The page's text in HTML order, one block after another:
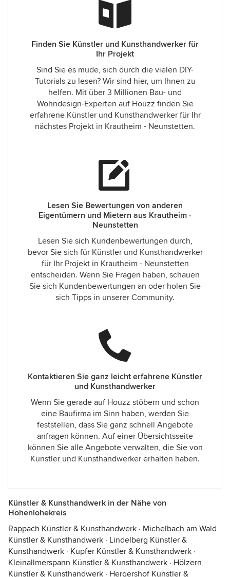
Finden Sie Künstler und Kunsthandwerker für
Ihr Projekt
Sind Sie es müde, sich durch die vielen DIY-
Tutorials zu lesen? Wir sind hier, um Ihnen zu
helfen. Mit über 3 Millionen Bau- und
Wohndesign-Experten auf Houzz finden Sie
erfahrene Künstler und Kunsthandwerker für Ihr
nächstes Projekt in Krautheim - Neunstetten.
Lesen Sie Bewertungen von anderen
Eigentümern und Mietern aus Krautheim -
Neunstetten
Lesen Sie sich Kundenbewertungen durch,
bevor Sie sich für Künstler und Kunsthandwerker
für Ihr Projekt in Krautheim - Neunstetten
entscheiden. Wenn Sie Fragen haben, schauen
Sie sich Kundenbewertungen an oder holen Sie
sich Tipps in unserer Community.
Kontaktieren Sie ganz leicht erfahrene Künstler
und Kunsthandwerker
Wenn Sie gerade auf Houzz stöbern und schon
eine Baufirma im Sinn haben, werden Sie
feststellen, dass Sie ganz schnell Angebote
anfragen können. Auf einer Übersichtsseite
können Sie alle Angebote verwalten, die Sie von
Künstler und Kunsthandwerker erhalten haben.
Künstler & Kunsthandwerk in der Nähe von
Hohenlohekreis
Rappach Künstler & Kunsthandwerk · Michelbach am Wald
Künstler & Kunsthandwerk · Lindelberg Künstler &
Kunsthandwerk · Kupfer Künstler & Kunsthandwerk ·
Kleinallmerspann Künstler & Kunsthandwerk · Hölzern
Künstler & Kunsthandwerk · Hergershof Künstler &